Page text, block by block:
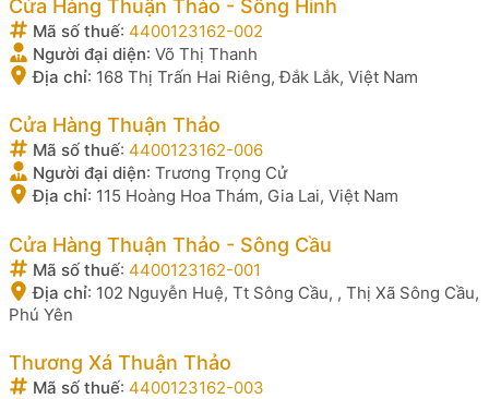
Cửa Hàng Thuận Thảo - Sông Hinh
Mã số thuế: 4400123162-002
Người đại diện: Võ Thị Thanh
Địa chỉ: 168 Thị Trấn Hai Riêng, Đắk Lắk, Việt Nam
Cửa Hàng Thuận Thảo
Mã số thuế: 4400123162-006
Người đại diện: Trương Trọng Cử
Địa chỉ: 115 Hoàng Hoa Thám, Gia Lai, Việt Nam
Cửa Hàng Thuận Thảo - Sông Cầu
Mã số thuế: 4400123162-001
Địa chỉ: 102 Nguyễn Huệ, Tt Sông Cầu, , Thị Xã Sông Cầu,
Phú Yên
Thương Xá Thuận Thảo
Mã số thuế: 4400123162-003